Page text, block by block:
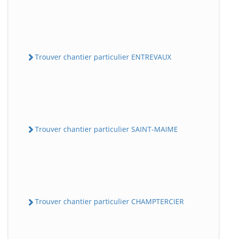
Trouver chantier particulier ENTREVAUX
Trouver chantier particulier SAINT-MAIME
Trouver chantier particulier CHAMPTERCIER